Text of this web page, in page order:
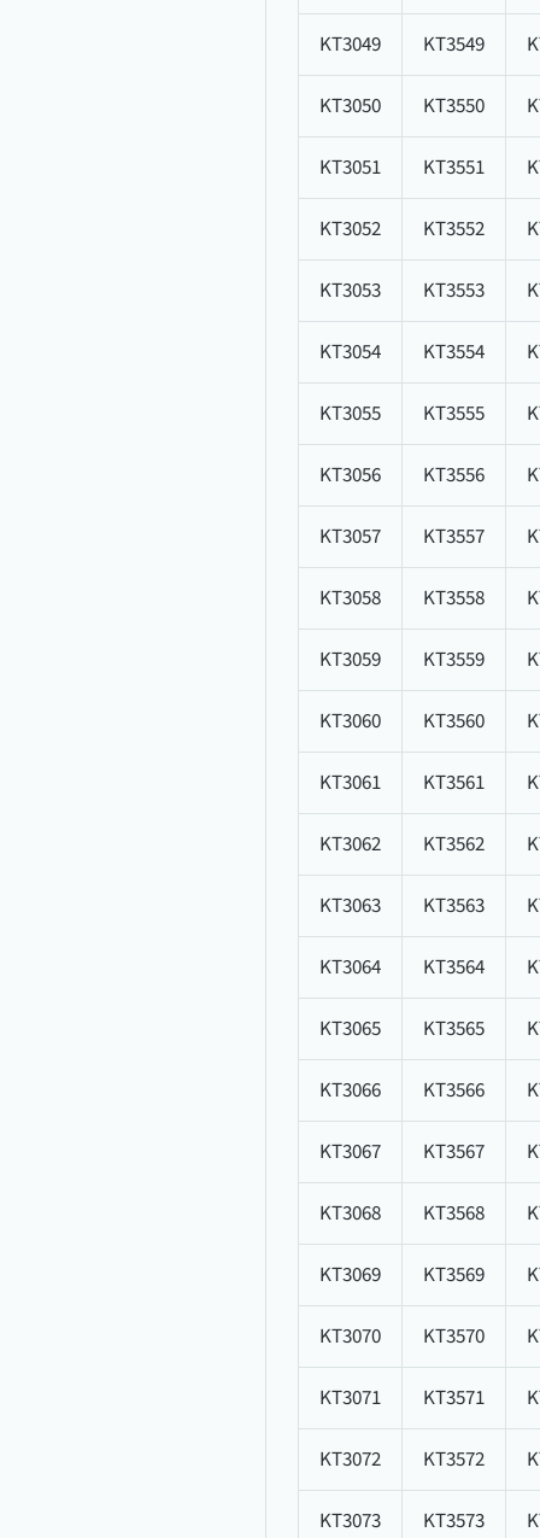
KT3049 KT3549
KT3050 KT3550
KT3051 KT3551
KT3052 KT3552
KT3053 KT3553
KT3054 KT3554
KT3055 KT3555
KT3056 KT3556
KT3057 KT3557
KT3058 KT3558
KT3059 KT3559
KT3060 KT3560
KT3061 KT3561
KT3062 KT3562
KT3063 KT3563
KT3064 KT3564
KT3065 KT3565
KT3066 KT3566
KT3067 KT3567
KT3068 KT3568
KT3069 KT3569
KT3070 KT3570
KT3071 KT3571
KT3072 KT3572
KT3073 KT3573